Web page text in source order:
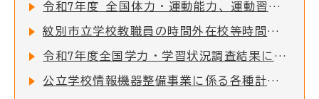
令和7年度 全国体力・運動能力、運動習慣等調査結果について
紋別市立学校教職員の時間外在校等時間の公表について
令和7年度全国学力・学習状況調査結果について
公立学校情報機器整備事業に係る各種計画について